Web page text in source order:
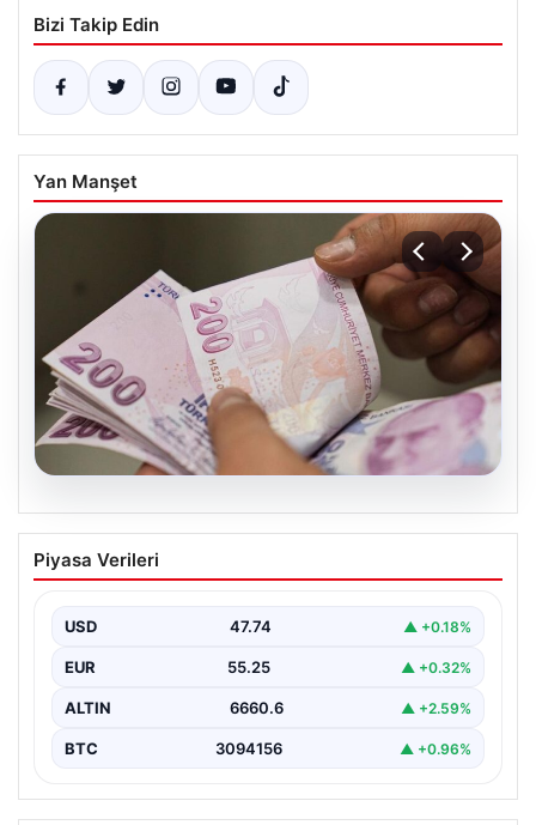
Bizi Takip Edin
Yan Manşet
07.08.2026
Bayram ikramiyeleri ne zaman yatacak?
2026 Kurban Bayramı emekli ikramiye
Piyasa Verileri
USD 47.74 ▲ +0.18%
EUR 55.25 ▲ +0.32%
ALTIN 6660.6 ▲ +2.59%
BTC 3094156 ▲ +0.96%